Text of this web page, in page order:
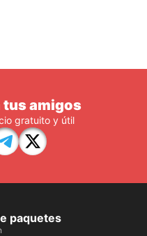
tus amigos
gratuito y útil
paquetes